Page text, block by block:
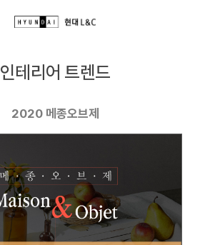
인테리어 트렌드
2020 메종오브제